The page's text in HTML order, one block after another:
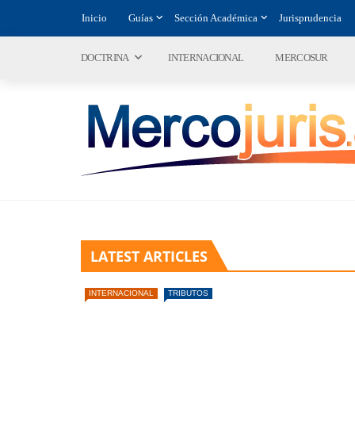
Inicio Guías Sección Académica Jurisprudencia
DOCTRINA INTERNACIONAL MERCOSUR
LATEST ARTICLES
INTERNACIONAL TRIBUTOS